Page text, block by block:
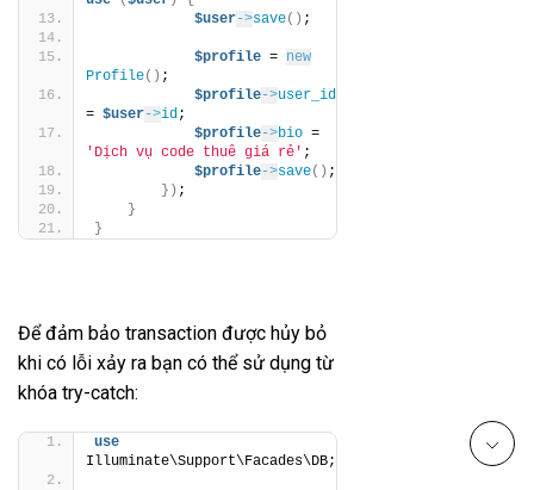
$user->save() ;
$profile = new
Profile() ;
$profile->user_id
= $user->id ;
$profile->bio
'Dịch vụ code thuê giá rẻ' ;
$profile->save() ;
}) ;
}
}
Để đảm bảo transaction được hủy bỏ
khi có lỗi xảy ra bạn có thể sử dụng từ
khóa try-catch:
use
Illuminate\Support\Facades\DB;